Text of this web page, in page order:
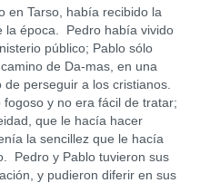
en Tarso, había recibido la
la época. Pedro había vivido
público; Pablo sólo
de Da-mas, en una
perseguir a los cristianos.
y no era fácil de tratar;
que le hacía hacer
la sencillez que le hacía
Pedro y Pablo tuvieron sus
y pudieron diferir en sus